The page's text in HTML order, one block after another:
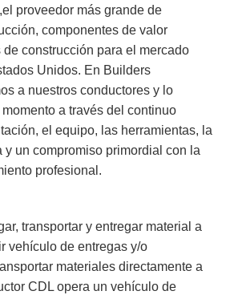
proveedor más grande de
componentes de valor
construcción para el mercado
Unidos. En Builders
a nuestros conductores y lo
a través del continuo
el equipo, las herramientas, la
un compromiso primordial con la
profesional.
transportar y entregar material a
vehículo de entregas y/o
materiales directamente a
CDL opera un vehículo de